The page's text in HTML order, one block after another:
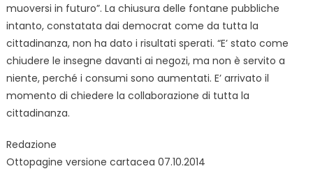
muoversi in futuro”. La chiusura delle fontane pubbliche
intanto, constatata dai democrat come da tutta la
cittadinanza, non ha dato i risultati sperati. “E’ stato come
chiudere le insegne davanti ai negozi, ma non è servito a
niente, perché i consumi sono aumentati. E’ arrivato il
momento di chiedere la collaborazione di tutta la
cittadinanza.
Redazione
Ottopagine versione cartacea 07.10.2014